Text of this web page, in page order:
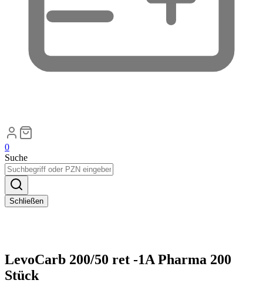
0
Suche
Schließen
LevoCarb 200/50 ret -1A Pharma 200
Stück